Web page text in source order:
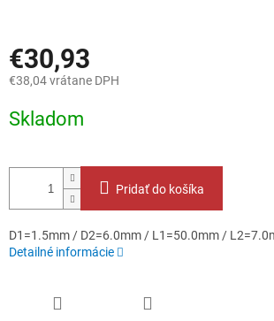
€30,93
€38,04 vrátane DPH
cena:
Skladom
Pridať do košíka
D1=1.5mm / D2=6.0mm / L1=50.0mm /
Detailné informácie